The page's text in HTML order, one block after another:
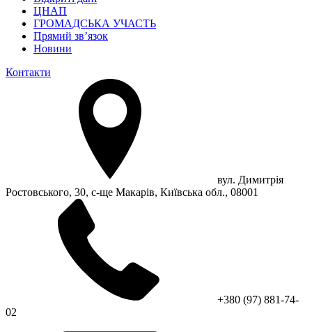
ЦНАП
ГРОМАДСЬКА УЧАСТЬ
Прямий зв’язок
Новини
Контакти
вул. Димитрія
Ростовського, 30, с-ще Макарів, Київська обл., 08001
+380 (97) 881-74-
02